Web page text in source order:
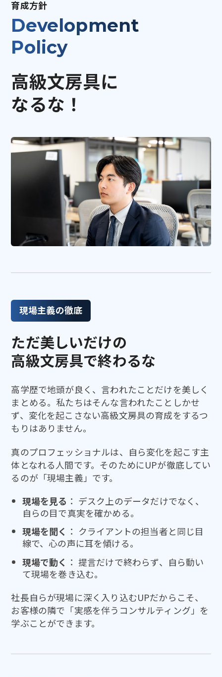
育成方針
Development
Policy
高級文房具に
なるな！
現場主義の徹底
ただ美しいだけの
高級文房具で終わるな
高学歴で地頭が良く、言われたことだけを美しく
まとめる。私たちはそんな言われたことしかせ
ず、変化を起こさない高級文房具の育成をするつ
もりはありません。
真のプロフェッショナルは、自ら変化を起こす主
体となれる人間です。そのためにUPが徹底してい
るのが「現場主義」です。
現場を見る ： デスク上のデータだけでなく、
自らの目で真実を確かめる。
現場を聞く ： クライアントの担当者と同じ目
線で、心の声に耳を傾ける。
現場で動く ： 提言だけで終わらず、自ら動い
て現場を巻き込む。
社長自らが現場に深く入り込むUPだからこそ、
お客様の隣で「実感を伴うコンサルティング」を
学ぶことができます。